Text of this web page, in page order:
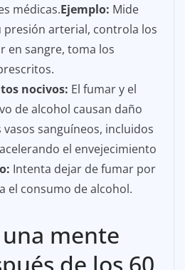
médicas.Ejemplo: Mide
arterial, controla los
en sangre, toma los
nocivos: El fumar y el
de alcohol causan daño
sanguíneos, incluidos
el envejecimiento
Intenta dejar de fumar por
el consumo de alcohol.
mente
de los 60